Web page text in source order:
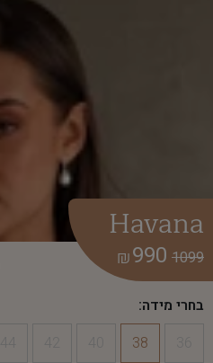
Havana
1099
990
₪
בחרי מידה:
38